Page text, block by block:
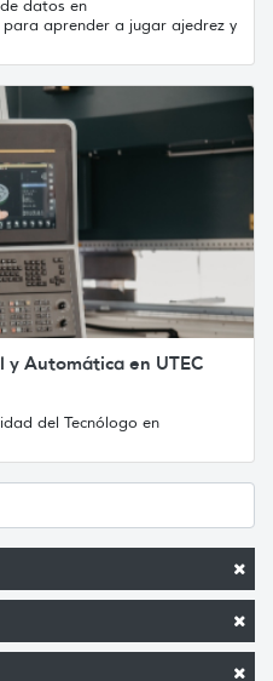
datos en
aprender a jugar ajedrez y
Automática en UTEC
del Tecnólogo en